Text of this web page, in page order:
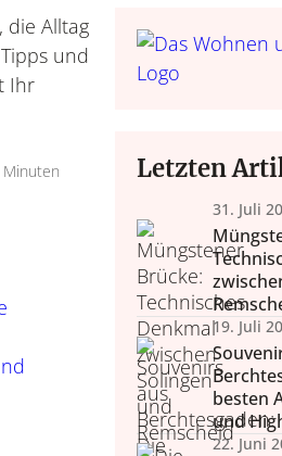
Einrichten
Raumgestaltung,
die Alltag
und
Ihr
Minuten Letzten
31. Juli
19. Juli
besten
und
22. Juni